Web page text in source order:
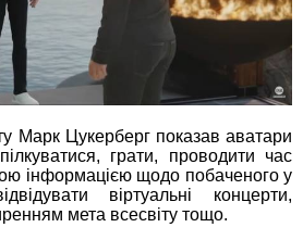
Марк Цукерберг показав аватари
грати, проводити час
інформацією щодо побаченого у
віртуальні концерти,
мета всесвіту тощо.